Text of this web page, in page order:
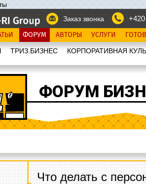
Заказ звонка
ФОРУМ АВТОРЫ УСЛУГИ
ТРИЗ.БИЗНЕС КОРПОРАТИВНАЯ
ФОРУМ
Что делать с